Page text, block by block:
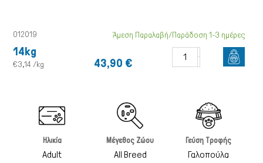
14kg
€3,14 /kg
012019 Άμεση Παραλαβή/Παράδοση 1-3 ημέρες
43,90 €
Ηλικία
Adult
Μέγεθος Ζώου
All Breed
Γεύση Τροφής
Γαλοπούλα